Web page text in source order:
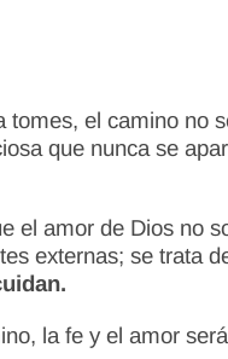
tomes, el camino no
que nunca se
el amor de Dios no
externas; se trata
la fe y el amor